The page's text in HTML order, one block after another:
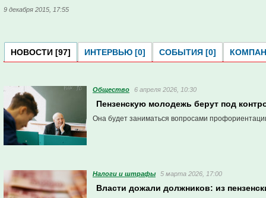
9 декабря 2015, 17:55
НОВОСТИ [97] ИНТЕРВЬЮ [0] СОБЫТИЯ [0]
Общество 6 апреля 2026, 10:30
Пензенскую молодежь берут под
Она будет заниматься вопросами
Налоги и штрафы 5 марта 2026, 17:00
Власти дожали должников: из